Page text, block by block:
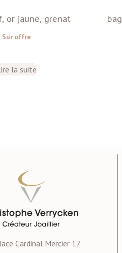
or jaune, grenat
Sur offre
la suite
Cardinal Mercier 17